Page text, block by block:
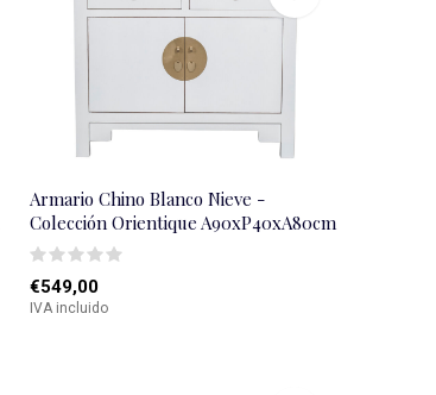
Armario Chino Blanco Nieve -
Colección Orientique A90xP40xA80cm
€549,00
IVA incluido